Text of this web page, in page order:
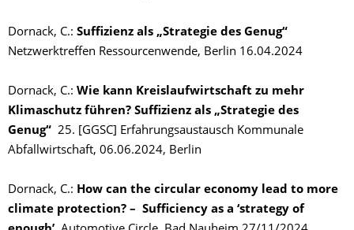
Dornack, C.: Suffizienz als „Strategie des Genug“
Netzwerktreffen Ressourcenwende, Berlin 16.04.2024
Dornack, C.: Wie kann Kreislaufwirtschaft zu mehr
Klimaschutz führen? Suffizienz als „Strategie des
Genug“ 25. [GGSC] Erfahrungsaustausch Kommunale
Abfallwirtschaft, 06.06.2024, Berlin
Dornack, C.: How can the circular economy lead to more
climate protection? – Sufficiency as a ‘strategy of